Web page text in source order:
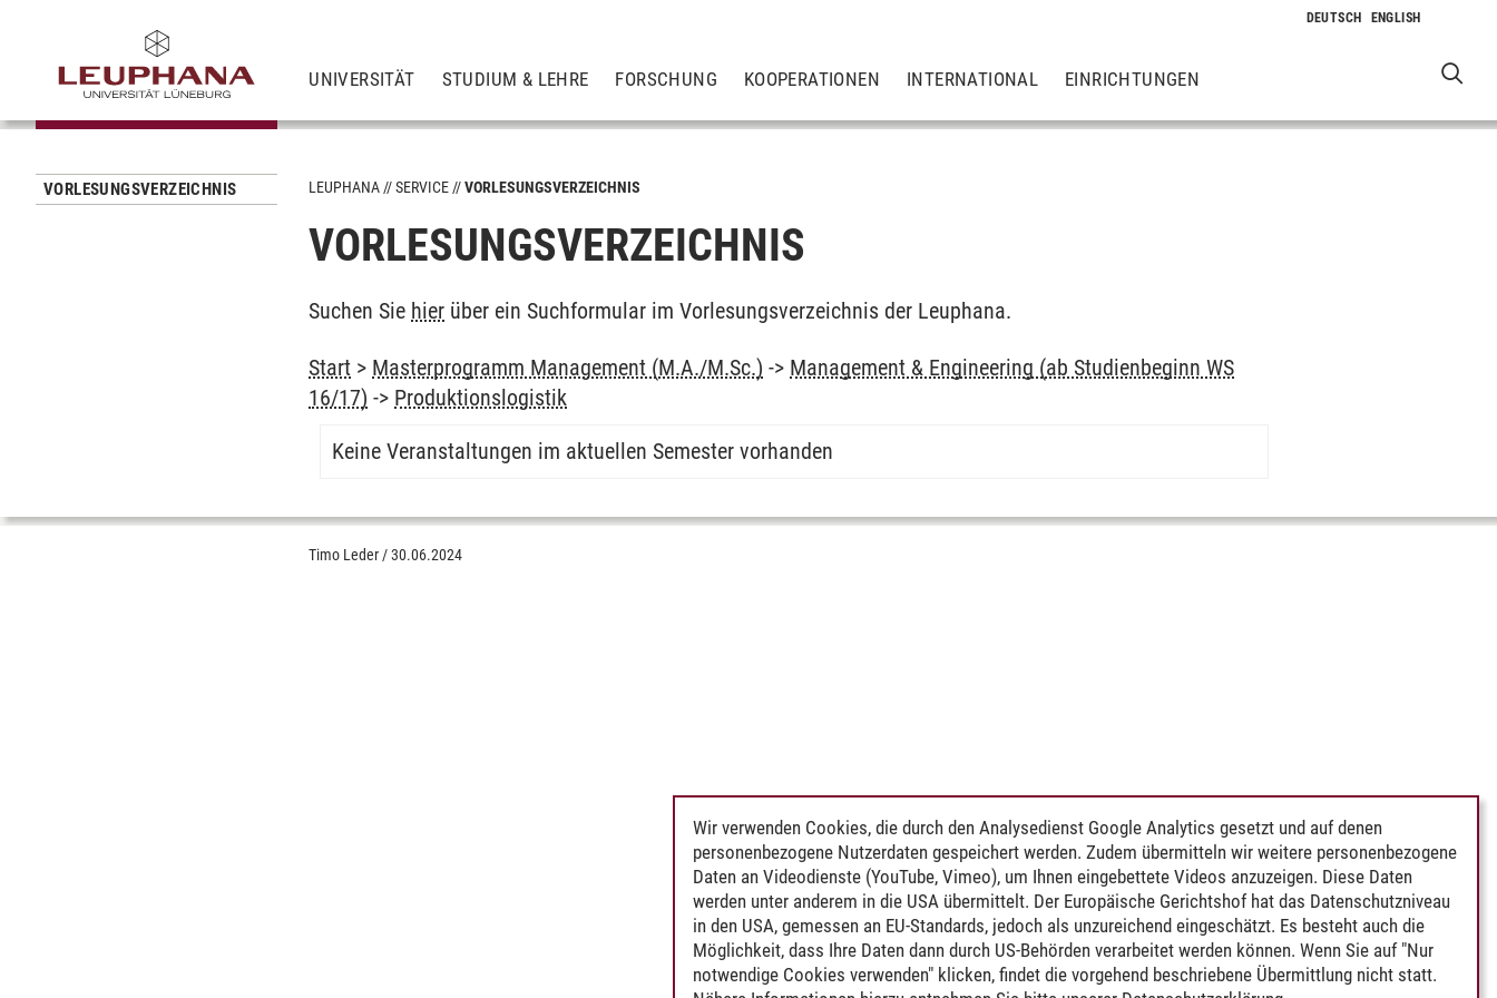
UNIVERSITÄT STUDIUM & LEHRE FORSCHUNG KOOPERATIONEN INTERNATIONAL EINRICHTUNGEN
VORLESUNGSVERZEICHNIS LEUPHANA SERVICE VORLESUNGSVERZEICHNIS
VORLESUNGSVERZEICHNIS
Suchen Sie hier über ein Suchformular im Vorlesungsverzeichnis der Leuphana.
Start > Masterprogramm Management (M.A./M.Sc.) -> Management & Engineering (ab Studienbeginn WS
16/17) -> Produktionslogistik
Keine Veranstaltungen im aktuellen Semester vorhanden
Timo Leder /30.06.2024
Wir verwenden Cookies, die durch den Analysedienst Google Analytics gesetzt und auf denen
personenbezogene Nutzerdaten gespeichert werden. Zudem übermitteln wir weitere personenbezogene
Daten an Videodienste (YouTube, Vimeo), um Ihnen eingebettete Videos anzuzeigen. Diese Daten
werden unter anderem in die USA übermittelt. Der Europäische Gerichtshof hat das Datenschutzniveau
in den USA, gemessen an EU-Standards, jedoch als unzureichend eingeschätzt. Es besteht auch die
Möglichkeit, dass Ihre Daten dann durch US-Behörden verarbeitet werden können. Wenn Sie auf "Nur
notwendige Cookies verwenden" klicken, findet die vorgehend beschriebene Übermittlung nicht statt.